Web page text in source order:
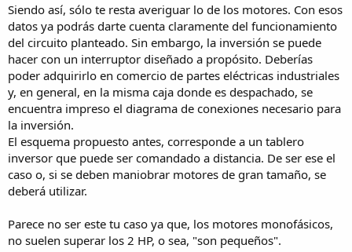
Siendo así, sólo te resta averiguar lo de los motores. Con esos
datos ya podrás darte cuenta claramente del funcionamiento
del circuito planteado. Sin embargo, la inversión se puede
hacer con un interruptor diseñado a propósito. Deberías
poder adquirirlo en comercio de partes eléctricas industriales
y, en general, en la misma caja donde es despachado, se
encuentra impreso el diagrama de conexiones necesario para
la inversión.
El esquema propuesto antes, corresponde a un tablero
inversor que puede ser comandado a distancia. De ser ese el
caso o, si se deben maniobrar motores de gran tamaño, se
deberá utilizar.
Parece no ser este tu caso ya que, los motores monofásicos,
no suelen superar los 2 HP, o sea, "son pequeños".